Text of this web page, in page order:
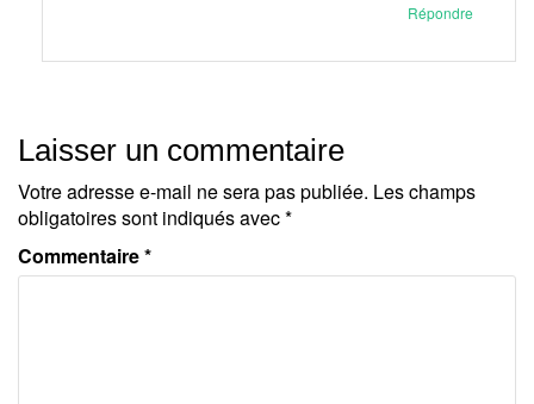
Répondre
Laisser un commentaire
Votre adresse e-mail ne sera pas publiée. Les champs
obligatoires sont indiqués avec*
Commentaire*